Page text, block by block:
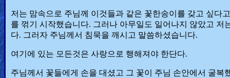
저는 맘속으로 주님께 이것들과 같은 꽃한송이를 갖고 싶다
를 꺾기 시작했습니다. 그러나 아무일도 일어나지 않았고
다. 그러자 주님께서 침묵을 깨시고 말씀하셨습니다.
여기에 있는 모든것은 사랑으로 행해져야 한단다.
주님께서 꽃들에게 손을 대셨고 그 꽃이 주님 손안에서 굴